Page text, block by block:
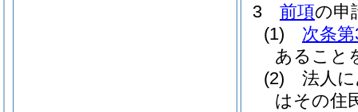
3
前項の申
(1)
次条
あること
(2)
法人
はその住